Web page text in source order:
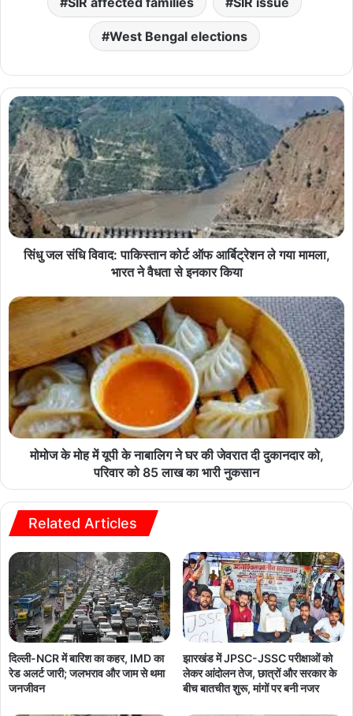
West Bengal elections
सिंधु जल संधि विवाद: पाकिस्तान कोर्ट ऑफ आर्बिट्रेशन ले गया मामला,
भारत ने वैधता से इनकार किया
मोमोज के मोह में यूपी के नाबालिग ने घर की जेवरात दी दुकानदार को,
परिवार को 85 लाख का भारी नुकसान
Related Articles
दिल्ली-NCR में बारिश का कहर, IMD का
रेड अलर्ट जारी; जलभराव और जाम से थमा
जनजीवन
झारखंड में JPSC-JSSC परीक्षाओं को
लेकर आंदोलन तेज, छात्रों और सरकार के
बीच बातचीत शुरू, मांगों पर बनी नजर